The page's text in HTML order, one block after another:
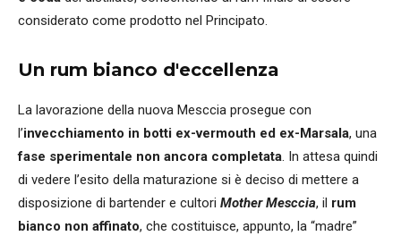
considerato come prodotto nel Principato.
Un rum bianco d'eccellenza
La lavorazione della nuova Mesccia prosegue con
l’invecchiamento in botti ex-vermouth ed ex-Marsala, una
fase sperimentale non ancora completata. In attesa quindi
di vedere l’esito della maturazione si è deciso di mettere a
disposizione di bartender e cultori Mother Mesccia, il rum
bianco non affinato, che costituisce, appunto, la “madre”